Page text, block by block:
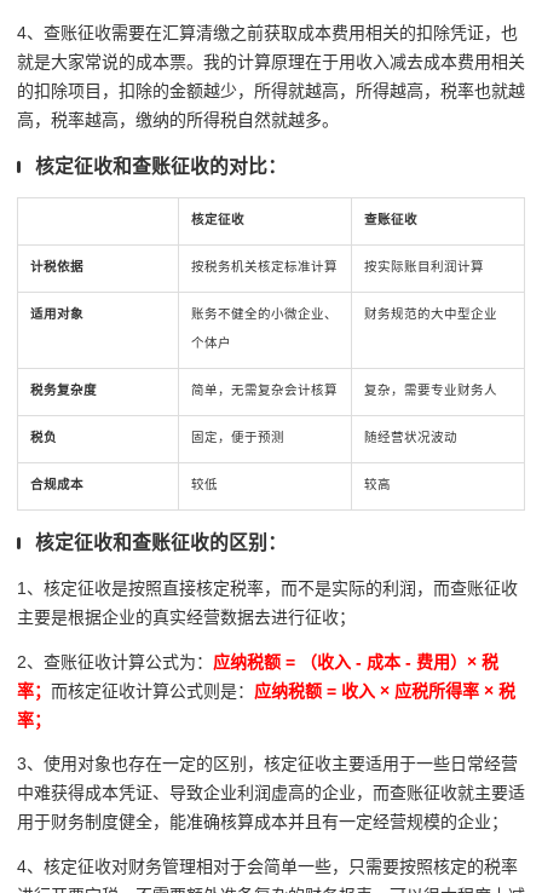
4、查账征收需要在汇算清缴之前获取成本费用相关的扣除凭证，也
就是大家常说的成本票。我的计算原理在于用收入减去成本费用相关
的扣除项目，扣除的金额越少，所得就越高，所得越高，税率也就越
高，税率越高，缴纳的所得税自然就越多。
核定征收和查账征收的对比：
核定征收 查账征收
计税依据 按税务机关核定标准计算 按实际账目利润计算
适用对象
账务不健全的小微企业、
个体户
财务规范的大中型企业
税务复杂度 简单，无需复杂会计核算 复杂，需要专业财务人
税负 固定，便于预测 随经营状况波动
合规成本 较低 较高
核定征收和查账征收的区别：
1、核定征收是按照直接核定税率，而不是实际的利润，而查账征收
主要是根据企业的真实经营数据去进行征收；
2、查账征收计算公式为： 应纳税额 = （收入 - 成本 - 费用）× 税
率； 而核定征收计算公式则是： 应纳税额 = 收入 × 应税所得率 × 税
率；
3、使用对象也存在一定的区别，核定征收主要适用于一些日常经营
中难获得成本凭证、导致企业利润虚高的企业，而查账征收就主要适
用于财务制度健全，能准确核算成本并且有一定经营规模的企业；
4、核定征收对财务管理相对于会简单一些，只需要按照核定的税率